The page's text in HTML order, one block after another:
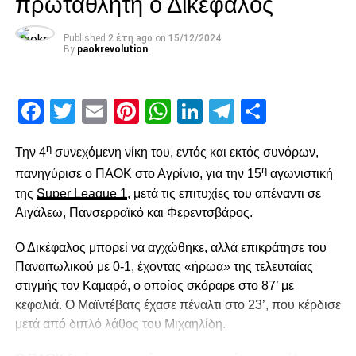
paokrevolution
Published 2 έτη ago on 15/12/2024
By paokrevolution
Facebook
Twitter
EmailPinterest
WhatsApp
LinkedIn
Telegram
Την 4ησυνεχόμενη νίκη του, εντός και εκτός συνόρων,
πανηγύρισε ο ΠΑΟΚ στο Αγρίνιο, για την 15ηαγωνιστική
της Super League 1, μετά τις επιτυχίες του απέναντι σε
Αιγάλεω, Πανσερραϊκό και Φερεντσβάρος.
Ο Δικέφαλος μπορεί να αγχώθηκε, αλλά επικράτησε του
Παναιτωλικού με 0-1, έχοντας «ήρωα» της τελευταίας
στιγμής τον Καμαρά, ο οποίος σκόραρε στο 87’ με
κεφαλιά. Ο Μαϊντέβατς έχασε πέναλτι στο 23’, που κέρδισε
μετά από διπλό λάθος του Μιχαηλίδη.